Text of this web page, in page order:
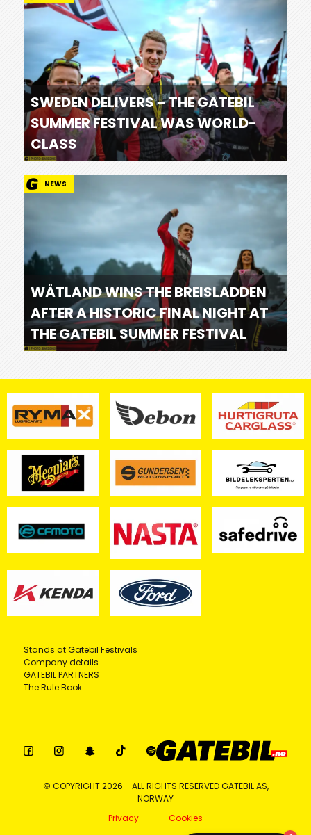
SWEDEN DELIVERS – THE GATEBIL
SUMMER FESTIVAL WAS WORLD-
CLASS
NEWS
WÅTLAND WINS THE BREISLADDEN
AFTER A HISTORIC FINAL NIGHT AT
THE GATEBIL SUMMER FESTIVAL
Stands at Gatebil Festivals
Company details
GATEBIL PARTNERS
The Rule Book
© COPYRIGHT 2026 - ALL RIGHTS RESERVED GATEBIL AS,
NORWAY
Privacy
Cookies